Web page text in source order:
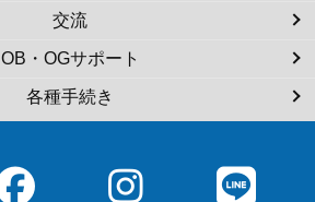
交流
OB・OGサポート
各種手続き